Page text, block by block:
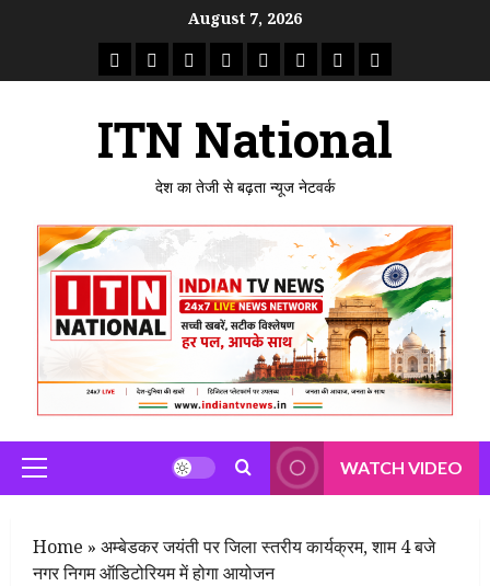
August 7, 2026
राष्ट्रीयताजा
उत्तर
मध्य
राजस्थान
पंजाब गुजरातमहाराष्ट्र
ITN National
देश का तेजी से बढ़ता न्यूज नेटवर्क
Primary
Menu
WATCH VIDEO
Home » अम्बेडकर जयंती पर जिला स्तरीय कार्यक्रम, शाम 4 बजे
नगर निगम ऑडिटोरियम में होगा आयोजन